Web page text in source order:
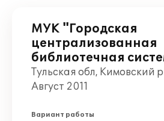
МУК "Городская
централизованная
библиотечная
Тульская обл, Кимовский
Август 2011
Вариант работы